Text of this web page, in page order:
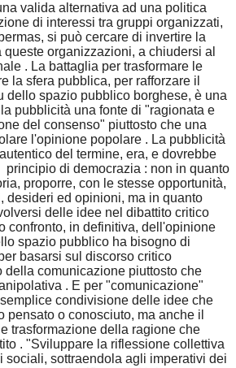
valida alternativa ad una politica
di interessi tra gruppi organizzati,
si può cercare di invertire la
organizzazioni, a chiudersi al
. La battaglia per trasformare le
la sfera pubblica, per rafforzare il
dello spazio pubblico borghese, è una
pubblicità una fonte di "ragionata e
del consenso" piuttosto che una
l'opinione popolare . La pubblicità
del termine, era, e dovrebbe
principio di democrazia : non in quanto
proporre, con le stesse opportunità,
desideri ed opinioni, ma in quanto
delle idee nel dibattito critico
confronto, in definitiva, dell'opinione
spazio pubblico ha bisogno di
basarsi sul discorso critico
della comunicazione piuttosto che
. E per "comunicazione"
condivisione delle idee che
o conosciuto, ma anche il
trasformazione della ragione che
. "Sviluppare la riflessione collettiva
sociali, sottraendola agli imperativi dei